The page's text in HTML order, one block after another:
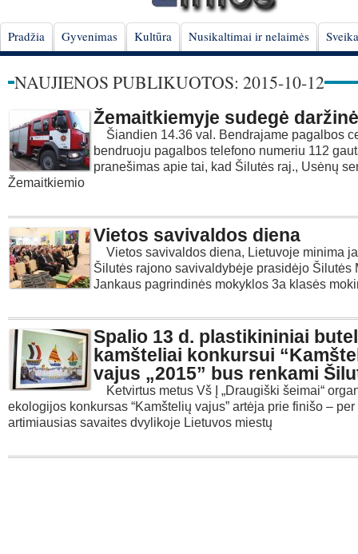
Pradžia Gyvenimas Kultūra Nusikaltimai ir nelaimės
NAUJIENOS PUBLIKUOTOS: 2015-10-12
Žemaitkiemyje sudegė daržinė
Šiandien 14.36 val. Bendrajame pagalbos
bendruoju pagalbos telefono numeriu 112
pranešimas apie tai, kad Šilutės raj., Usėnų
Žemaitkiemio
Vietos savivaldos diena
Vietos savivaldos diena, Lietuvoje minima
Šilutės rajono savivaldybėje prasidėjo Šilutės
Jankaus pagrindinės mokyklos 3a klasės
Spalio 13 d. plastikininiai
kamšteliai konkursui
vajus „2015” bus renkami
Ketvirtus metus Vš Į „Draugiški šeimai“
ekologijos konkursas “Kamštelių vajus” artėja prie finišo – per
artimiausias savaites dvylikoje Lietuvos miestų